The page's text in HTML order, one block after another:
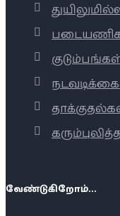
வேண்டுகிறோம்...